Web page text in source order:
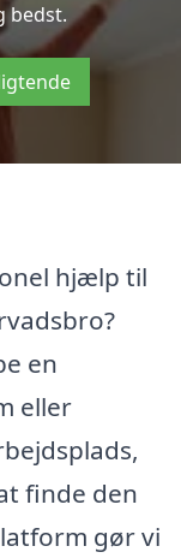
bedst.
hjælp til
en
eller
finde den
gør vi